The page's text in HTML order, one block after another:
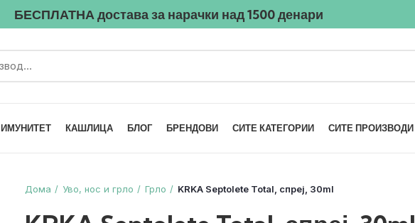
БЕСПЛАТНА доставаза нарачки над1500денари
ИМУНИТЕТ КАШЛИЦА БЛОГ БРЕНДОВИ СИТЕ КАТЕГОРИИ СИТЕ ПРОИЗВОДИ
Дома Уво, нос и грло Грло KRKA Septolete Total, спреј, 30ml